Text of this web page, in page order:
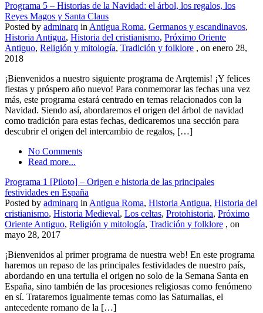
Programa 5 – Historias de la Navidad: el árbol, los regalos, los
Reyes Magos y Santa Claus
Posted by adminarq in Antigua Roma, Germanos y escandinavos,
Historia Antigua, Historia del cristianismo, Próximo Oriente
Antiguo, Religión y mitología, Tradición y folklore , on enero 28,
2018
¡Bienvenidos a nuestro siguiente programa de Arqtemis! ¡Y felices
fiestas y próspero año nuevo! Para conmemorar las fechas una vez
más, este programa estará centrado en temas relacionados con la
Navidad. Siendo así, abordaremos el origen del árbol de navidad
como tradición para estas fechas, dedicaremos una sección para
descubrir el origen del intercambio de regalos, […]
No Comments
Read more...
Programa 1 [Piloto] – Origen e historia de las principales
festividades en España
Posted by adminarq in Antigua Roma, Historia Antigua, Historia del
cristianismo, Historia Medieval, Los celtas, Protohistoria, Próximo
Oriente Antiguo, Religión y mitología, Tradición y folklore , on
mayo 28, 2017
¡Bienvenidos al primer programa de nuestra web! En este programa
haremos un repaso de las principales festividades de nuestro país,
abordando en una tertulia el origen no solo de la Semana Santa en
España, sino también de las procesiones religiosas como fenómeno
en sí. Trataremos igualmente temas como las Saturnalias, el
antecedente romano de la […]